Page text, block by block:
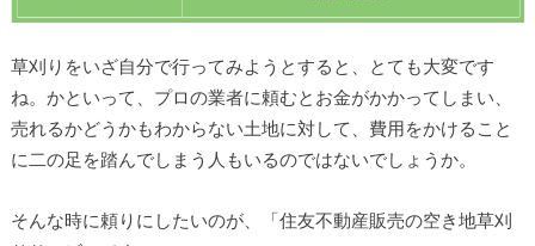
草刈りをいざ自分で行ってみようとすると、とても大変です
ね。かといって、プロの業者に頼むとお金がかかってしまい、
売れるかどうかもわからない土地に対して、費用をかけること
に二の足を踏んでしまう人もいるのではないでしょうか。
そんな時に頼りにしたいのが、「住友不動産販売の空き地草刈